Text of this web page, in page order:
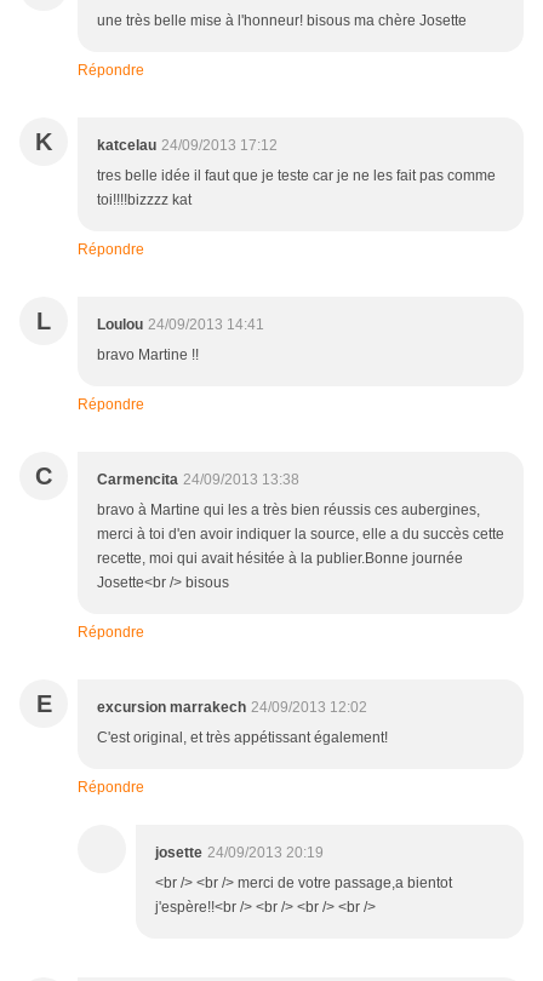
une très belle mise à l'honneur! bisous ma chère Josette
Répondre
K katcelau 24/09/2013 17:12
tres belle idée il faut que je teste car je ne les fait pas comme
toi!!!!bizzzz kat
Répondre
L Loulou 24/09/2013 14:41
bravo Martine !!
Répondre
C Carmencita 24/09/2013 13:38
bravo à Martine qui les a très bien réussis ces aubergines,
merci à toi d'en avoir indiquer la source, elle a du succès cette
recette, moi qui avait hésitée à la publier.Bonne journée
Josette<br /> bisous
Répondre
E excursion marrakech 24/09/2013 12:02
C'est original, et très appétissant également!
Répondre
josette 24/09/2013 20:19
<br /> <br /> merci de votre passage,a bientot
j'espère!!<br /> <br /> <br /> <br />